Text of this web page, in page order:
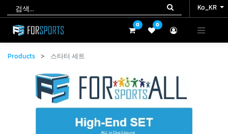
Ko_KR
0 0
Ko_KR
0 0
Products 스타터 세트